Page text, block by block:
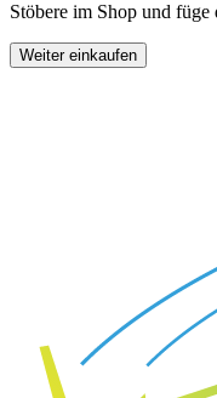
Stöbere im Shop und
Weiter einkaufen